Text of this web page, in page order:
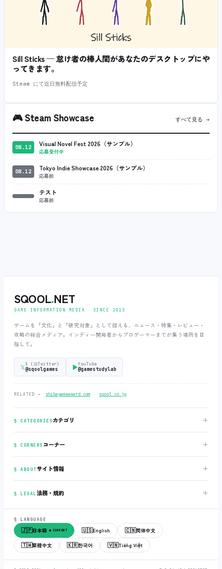
Sill Sticks — 怠け者の棒人間があなたのデスクトップにや
ってきます。
Steam にて近日無料配信予定
🎮Steam Showcase すべて見る →
08.12 Visual Novel Fest 2026（サンプル）
応募受付中
08.12 Tokyo Indie Showcase 2026（サンプル）
応募前
テスト
応募前
SQOOL.NET
GAME INFORMATION MEDIA ‧ SINCE 2013
ゲームを「文化」と「研究対象」として捉える、ニュース・特集・レビュー・
攻略の総合メディア。インディー開発者からプロゲーマーまでが集う場所を目
指して。
𝕏X (旧Twitter)
@sqoolgames ▶YouTube
@gamestudylab
RELATED → shibagameaward.com ‧ sqool.co.jp
§ CATEGORIESカテゴリ ＋
§ CORNERS コーナー ＋
§ ABOUTサイト情報 ＋
§ LEGAL法務・規約 ＋
§ LANGUAGE
🇯🇵日本語 ● CURRENT 🇺🇸English 🇨🇳简体中文
🇹🇼繁體中文 🇰🇷한국어 🇻🇳Tiếng Việt